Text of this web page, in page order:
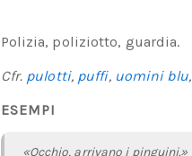
Polizia, poliziotto, guardia.
Cfr. pulotti, puffi, uomini blu,
ESEMPI
«Occhio, arrivano i pinguini.»